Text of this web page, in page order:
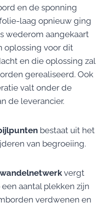
en de sponning
laag opnieuw ging
wederom aangekaart
oplossing voor dit
en die oplossing zal
gerealiseerd. Ook
valt onder de
de leverancier.
bestaat uit het
van begroeiing.
wandelnetwerkvergt
aantal plekken zijn
verdwenen en